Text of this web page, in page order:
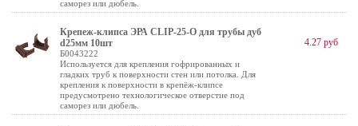
саморез или дюбель.
Крепеж-клипса ЭРА CLIP-25-O для трубы дуб
d25мм 10шт
Б0043222
Используется для крепления гофрированных и
гладких труб к поверхности стен или потолка. Для
крепления к поверхности в крепёж-клипсе
предусмотрено технологическое отверстие под
саморез или дюбель.
4.27 руб